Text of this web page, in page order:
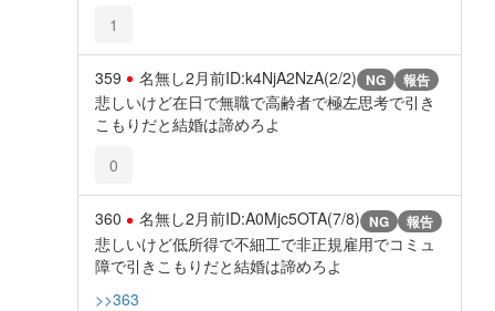
1
359 名無し2月前ID:k4NjA2NzA(2/2) NG 報告
悲しいけど在日で無職で高齢者で極左思考で引き
こもりだと結婚は諦めろよ
0
360 名無し2月前ID:A0Mjc5OTA(7/8) NG 報告
悲しいけど低所得で不細工で非正規雇用でコミュ
障で引きこもりだと結婚は諦めろよ
>>363